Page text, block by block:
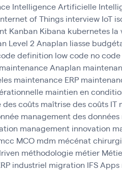
Intelligence Artificielle
of Things interview IoT
Kanban Kibana kubernetes la
Level 2 Anaplan liasse
definition low code no code
maintenance Anaplan
maintenance ERP
maintien en
des coûts maîtrise des coûts IT
management des données
management innovation
MCO mdm mécénat
méthodologie métier
industriel migration IFS Apps